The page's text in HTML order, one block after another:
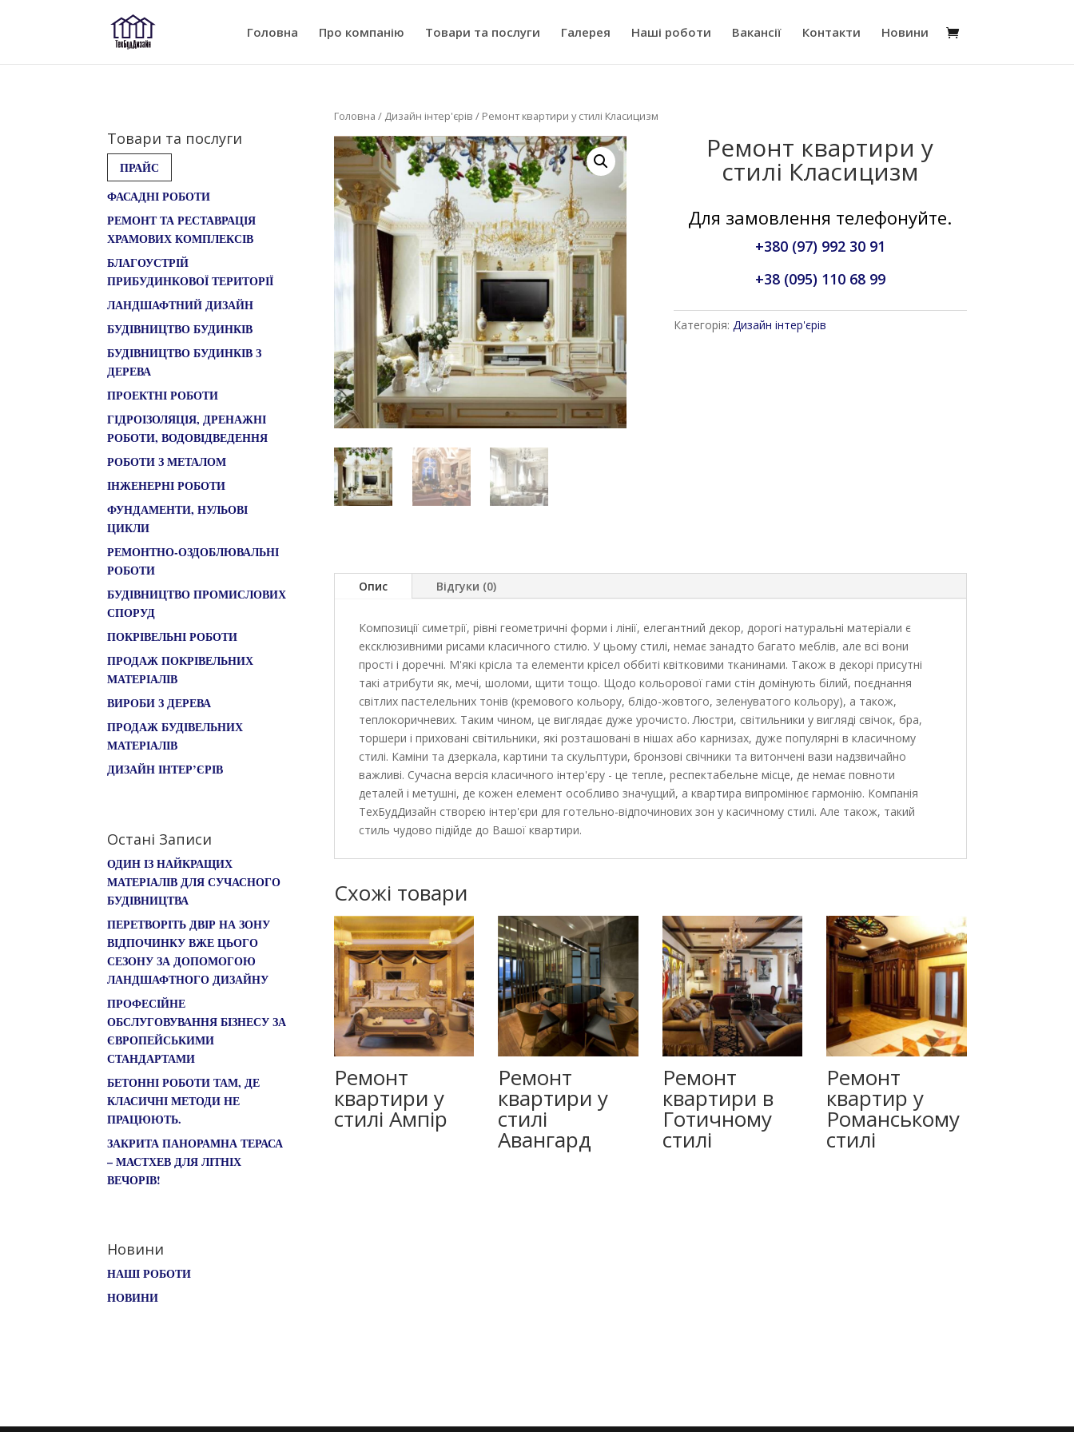
Головна Про компанію Товари та послуги Галерея Наші роботи Вакансії Контакти Новини
Товари та послуги
ПРАЙС
ФАСАДНІ РОБОТИ
РЕМОНТ ТА РЕСТАВРАЦІЯ
ХРАМОВИХ КОМПЛЕКСІВ
БЛАГОУСТРІЙ
ПРИБУДИНКОВОЇ ТЕРИТОРІЇ
ЛАНДШАФТНИЙ ДИЗАЙН
БУДІВНИЦТВО БУДИНКІВ
БУДІВНИЦТВО БУДИНКІВ З
ДЕРЕВА
ПРОЕКТНІ РОБОТИ
ГІДРОІЗОЛЯЦІЯ, ДРЕНАЖНІ
РОБОТИ, ВОДОВІДВЕДЕННЯ
РОБОТИ З МЕТАЛОМ
ІНЖЕНЕРНІ РОБОТИ
ФУНДАМЕНТИ, НУЛЬОВІ
ЦИКЛИ
РЕМОНТНО-ОЗДОБЛЮВАЛЬНІ
РОБОТИ
БУДІВНИЦТВО ПРОМИСЛОВИХ
СПОРУД
ПОКРІВЕЛЬНІ РОБОТИ
ПРОДАЖ ПОКРІВЕЛЬНИХ
МАТЕРІАЛІВ
ВИРОБИ З ДЕРЕВА
ПРОДАЖ БУДІВЕЛЬНИХ
МАТЕРІАЛІВ
ДИЗАЙН ІНТЕР’ЄРІВ
Остані Записи
ОДИН ІЗ НАЙКРАЩИХ
МАТЕРІАЛІВ ДЛЯ СУЧАСНОГО
БУДІВНИЦТВА
ПЕРЕТВОРІТЬ ДВІР НА ЗОНУ
ВІДПОЧИНКУ ВЖЕ ЦЬОГО
СЕЗОНУ ЗА ДОПОМОГОЮ
ЛАНДШАФТНОГО ДИЗАЙНУ
ПРОФЕСІЙНЕ
ОБСЛУГОВУВАННЯ БІЗНЕСУ ЗА
ЄВРОПЕЙСЬКИМИ
СТАНДАРТАМИ
БЕТОННІ РОБОТИ ТАМ, ДЕ
КЛАСИЧНІ МЕТОДИ НЕ
ПРАЦЮЮТЬ.
ЗАКРИТА ПАНОРАМНА ТЕРАСА
– МАСТХЕВ ДЛЯ ЛІТНІХ
ВЕЧОРІВ!
Новини
НАШІ РОБОТИ
НОВИНИ
Головна / Дизайн інтер'єрів / Ремонт квартири у стилі Класицизм
Ремонт квартири у
стилі Класицизм
Для замовлення телефонуйте.
+380 (97) 992 30 91
+38 (095) 110 68 99
Категорія:Дизайн інтер'єрів
Опис Відгуки (0)
Композиції симетрії, рівні геометричні форми і лінії, елегантний декор, дорогі натуральні матеріали є
ексклюзивними рисами класичного стилю. У цьому стилі, немає занадто багато меблів, але всі вони
прості і доречні. М'які крісла та елементи крісел оббиті квітковими тканинами. Також в декорі присутні
такі атрибути як, мечі, шоломи, щити тощо. Щодо кольорової гами стін домінують білий, поєднання
світлих пастелельних тонів (кремового кольору, блідо-жовтого, зеленуватого кольору), а також,
теплокоричневих. Таким чином, це виглядає дуже урочисто. Люстри, світильники у вигляді свічок, бра,
торшери і приховані світильники, які розташовані в нішах або карнизах, дуже популярні в класичному
стилі. Каміни та дзеркала, картини та скульптури, бронзові свічники та витончені вази надзвичайно
важливі. Сучасна версія класичного інтер'єру - це тепле, респектабельне місце, де немає повноти
деталей і метушні, де кожен елемент особливо значущий, а квартира випромінює гармонію. Компанія
ТехБудДизайн створєю інтер'єри для готельно-відпочинових зон у касичному стилі. Але також, такий
стиль чудово підійде до Вашої квартири.
Схожі товари
Ремонт
квартири у
стилі Ампір
Ремонт
квартири у
стилі
Авангард
Ремонт
квартири в
Готичному
стилі
Ремонт
квартир у
Романському
стилі